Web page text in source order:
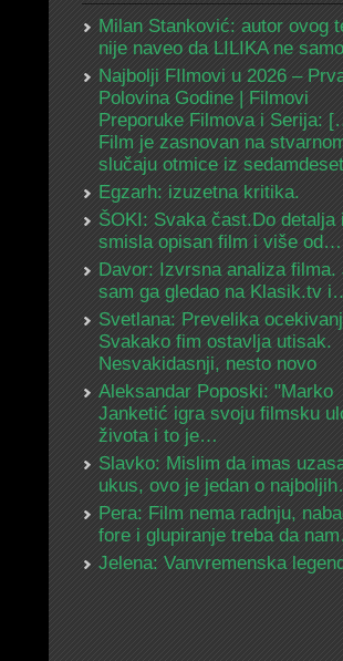
Milan Stanković: autor ovog
nije naveo da LILIKA ne
Najbolji FIlmovi u 2026 –
Polovina Godine | Filmovi
Preporuke Filmova i Serija:
Film je zasnovan na
slučaju otmice iz
Egzarh: izuzetna kritika.
ŠOKI: Svaka čast.Do detalja i
smisla opisan film i više od…
Davor: Izvrsna analiza filma.
sam ga gledao na Klasik.tv
Svetlana: Prevelika
Svakako fim ostavlja utisak.
Nesvakidasnji, nesto novo
Aleksandar Poposki: "Marko
Janketić igra svoju filmsku
života i to je…
Slavko: Mislim da imas
ukus, ovo je jedan o
Pera: Film nema radnju,
fore i glupiranje treba da
Jelena: Vanvremenska